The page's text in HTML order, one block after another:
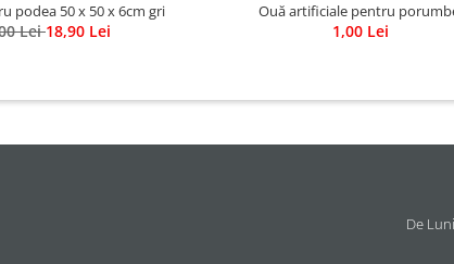
podea 50 x 50 x 6cm gri
Lei18,90 Lei
Ouă artificiale pentru
1,00 Lei
De